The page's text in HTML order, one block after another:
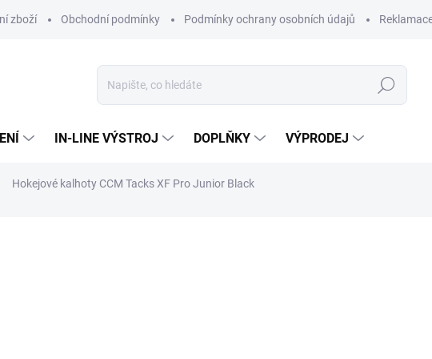
zboží Obchodní podmínky Podmínky ochrany osobních údajů
Hledat
IN-LINE VÝSTROJ DOPLŇKY VÝPRODEJ
Hokejové kalhoty CCM Tacks XF Pro Junior Black